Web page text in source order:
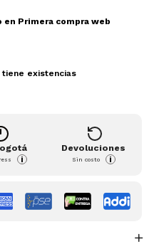
en Primera compra web
existencias
i
Devoluciones
Sin costo i